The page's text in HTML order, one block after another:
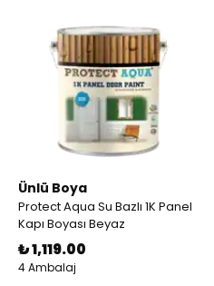
Ünlü Boya
Protect Aqua Su Bazlı 1K Panel
Kapı Boyası Beyaz
₺ 1,119.00
4 Ambalaj